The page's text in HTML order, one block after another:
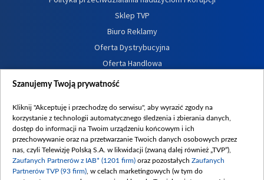
Sklep TVP
Biuro Reklamy
Oferta Dystrybucyjna
Oferta Handlowa
Dostępność
Procedura zgłoszeń wewnętrznych
Szanujemy Twoją prywatność
Kliknij "Akceptuję i przechodzę do serwisu", aby wyrazić zgody na
korzystanie z technologii automatycznego śledzenia i zbierania danych,
dostęp do informacji na Twoim urządzeniu końcowym i ich
przechowywanie oraz na przetwarzanie Twoich danych osobowych przez
nas, czyli Telewizję Polską S.A. w likwidacji (zwaną dalej również „TVP”),
Zaufanych Partnerów z IAB* (1201 firm) oraz pozostałych Zaufanych
Partnerów TVP (93 firm) , w celach marketingowych (w tym do